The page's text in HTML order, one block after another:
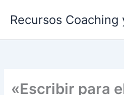
Recursos Coaching
«Escribir para